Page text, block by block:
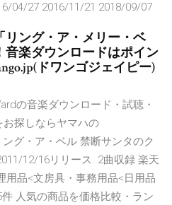
04/27 2016/11/21 2018/09/07
リング・ア・メリー・ベ
楽ダウンロードはポイン
ドワンゴジェイピー)
の音楽ダウンロード・試聴・
探しならヤマハの
グ・ア・ベル 禁断サンタのク
12/16リリース. 2曲収録 楽天
用品<文房具・事務用品<日用品
人気の商品を価格比較・ラン